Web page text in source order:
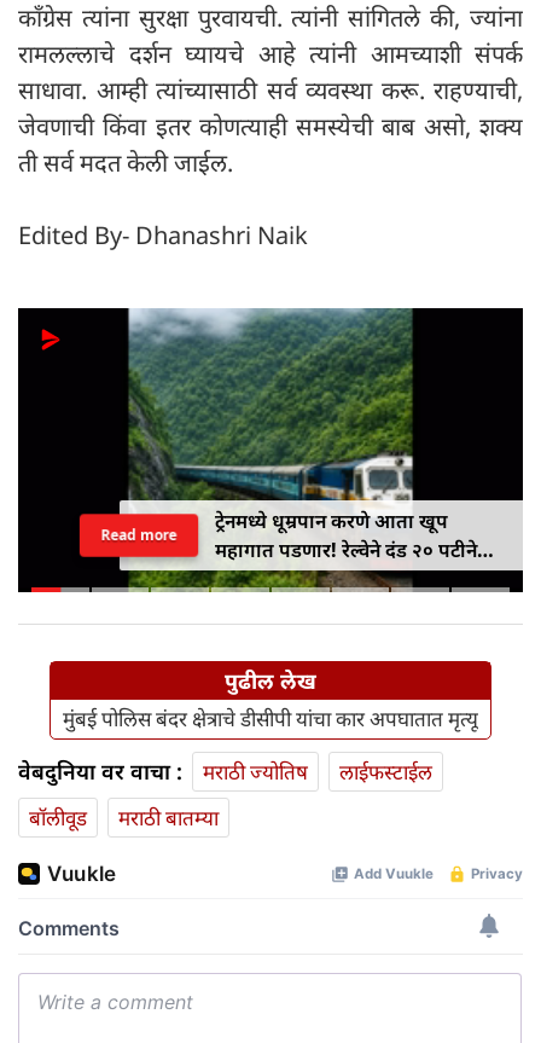
काँग्रेस त्यांना सुरक्षा पुरवायची. त्यांनी सांगितले की, ज्यांना
रामलल्लाचे दर्शन घ्यायचे आहे त्यांनी आमच्याशी संपर्क
साधावा. आम्ही त्यांच्यासाठी सर्व व्यवस्था करू. राहण्याची,
जेवणाची किंवा इतर कोणत्याही समस्येची बाब असो, शक्य
ती सर्व मदत केली जाईल.
Edited By- Dhanashri Naik
ट्रेनमध्ये धूम्रपान करणे आता खूप
महागात पडणार! रेल्वेने दंड २० पटीने
वाढवून ₹१०० वरून ₹२,००० केला
Read more
पुढील लेख
मुंबई पोलिस बंदर क्षेत्राचे डीसीपी यांचा कार अपघातात मृत्यू
वेबदुनिया वर वाचा : मराठी ज्योतिष
लाईफस्टाईल
बॉलीवूड
मराठी बातम्या